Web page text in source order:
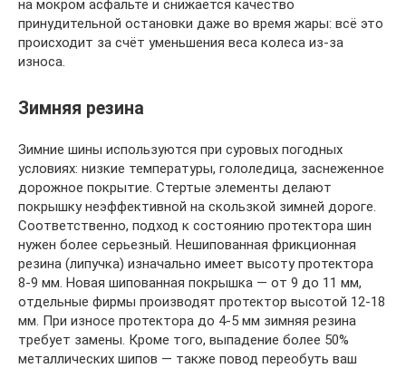
на мокром асфальте и снижается качество
принудительной остановки даже во время жары: всё это
происходит за счёт уменьшения веса колеса из-за
износа.
Зимняя резина
Зимние шины используются при суровых погодных
условиях: низкие температуры, гололедица, заснеженное
дорожное покрытие. Стертые элементы делают
покрышку неэффективной на скользкой зимней дороге.
Соответственно, подход к состоянию протектора шин
нужен более серьезный. Нешипованная фрикционная
резина (липучка) изначально имеет высоту протектора
8-9 мм. Новая шипованная покрышка — от 9 до 11 мм,
отдельные фирмы производят протектор высотой 12-18
мм. При износе протектора до 4-5 мм зимняя резина
требует замены. Кроме того, выпадение более 50%
металлических шипов — также повод переобуть ваш